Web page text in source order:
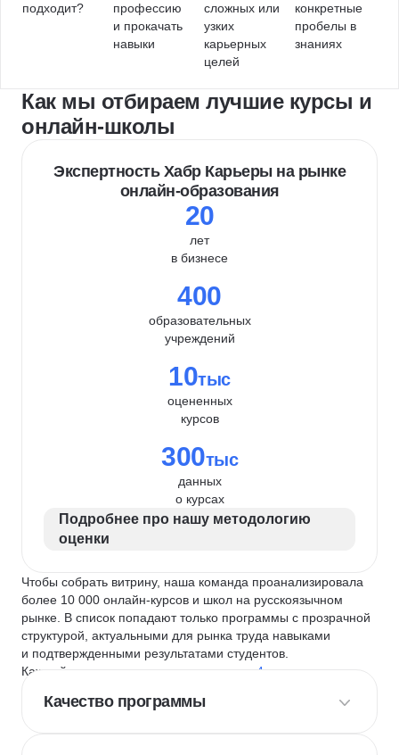
подходит?
профессию
и прокачать
навыки
сложных или
узких
карьерных
целей
конкретные
пробелы в
знаниях
Как мы отбираем лучшие курсы и
онлайн-школы
Экспертность Хабр Карьеры на рынке
онлайн-образования
20
лет
в бизнесе
400
образовательных
учреждений
10тыс
оцененных
курсов
300тыс
данных
о курсах
Подробнее про нашу методологию
оценки
Чтобы собрать витрину, наша команда проанализировала
более 10 000 онлайн-курсов и школ на русскоязычном
рынке. В список попадают только программы с прозрачной
структурой, актуальными для рынка труда навыками
и подтвержденными результатами студентов.
Каждый курс и школу мы оцениваем по
4 критериям
Качество программы